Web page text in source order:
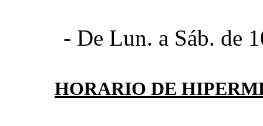
- De Lun. a Sáb. de
HORARIO DE